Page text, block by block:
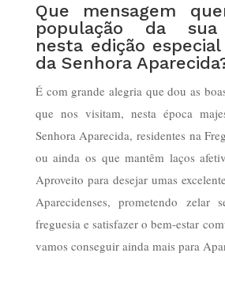
Que mensagem
população da sua
nesta edição
da Senhora
É com grande alegria que dou as
que nos visitam, nesta época
Senhora Aparecida, residentes na
ou ainda os que mantêm laços
Aproveito para desejar umas
Aparecidenses, prometendo zelar
freguesia e satisfazer o bem-estar
vamos conseguir ainda mais para